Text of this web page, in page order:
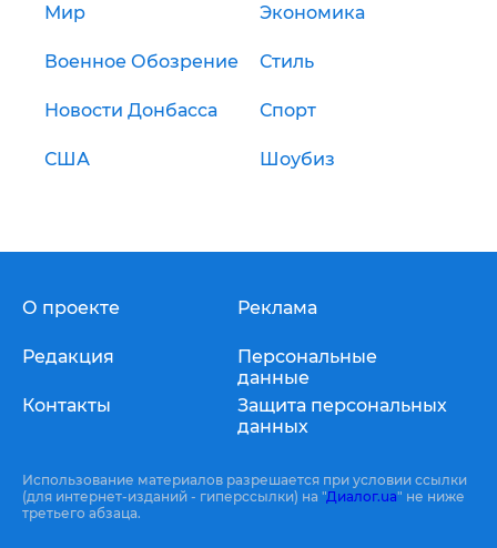
Мир Экономика
Военное Обозрение Стиль
Новости Донбасса Спорт
США Шоубиз
О проекте
Редакция
Контакты
Реклама
Персональные
данные
Защита персональных
данных
Использование материалов разрешается при условии ссылки
(для интернет-изданий - гиперссылки) на "Диалог.ua" не ниже
третьего абзаца.